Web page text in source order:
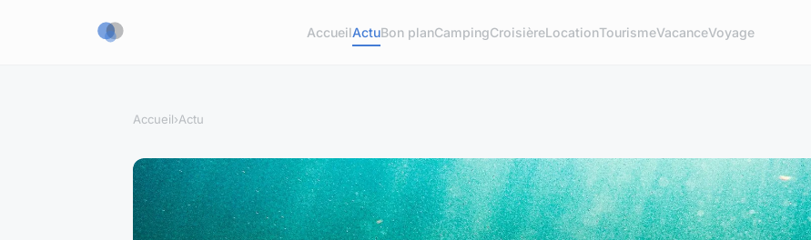
AccueilActuBon planCampingCroisièreLocationTourismeVacanceVoyage
Accueil›Actu